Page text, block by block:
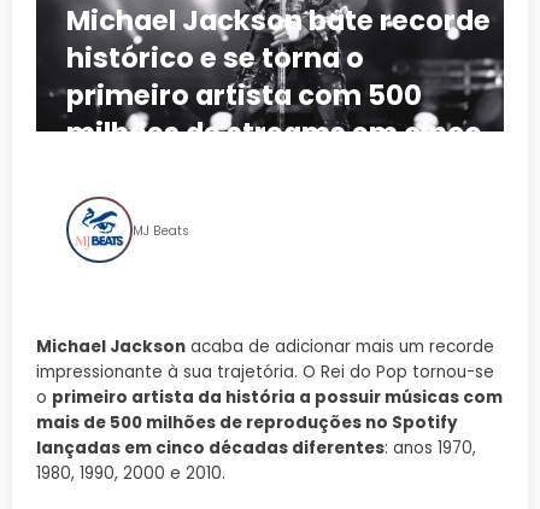
Michael Jackson bate recorde
histórico e se torna o
primeiro artista com 500
milhões de streams em cinco
MJ Beats
Michael Jackson acaba de adicionar mais um recorde
impressionante à sua trajetória. O Rei do Pop tornou-se
o primeiro artista da história a possuir músicas com
mais de 500 milhões de reproduções no Spotify
lançadas em cinco décadas diferentes: anos 1970,
1980, 1990, 2000 e 2010.